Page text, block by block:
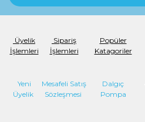
Üyelik
İşlemleri
Sipariş
İşlemleri
Popüler
Katagoriler
Yeni
Üyelik
Mesafeli Satış
Sözleşmesi
Dalgıç
Pompa